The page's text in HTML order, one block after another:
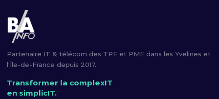
Partenaire IT & télécom des TPE et PME dans les Yvelines et
l'Île-de-France depuis 2017.
Transformer la complexIT
en simplicIT.